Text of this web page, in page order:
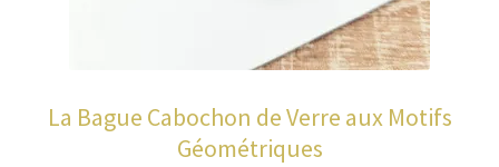
La Bague Cabochon de Verre aux Motifs
Géométriques